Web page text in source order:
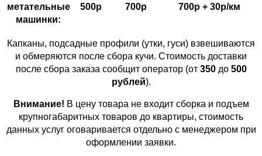
метательные
машинки:
500р 700р 700р + 30р/км
Капканы, подсадные профили (утки, гуси) взвешиваются
и обмеряются после сбора кучи. Стоимость доставки
после сбора заказа сообщит оператор (от 350до 500
рублей).
Внимание! В цену товара не входит сборка и подъем
крупногабаритных товаров до квартиры, стоимость
данных услуг оговаривается отдельно с менеджером при
оформлении заявки.